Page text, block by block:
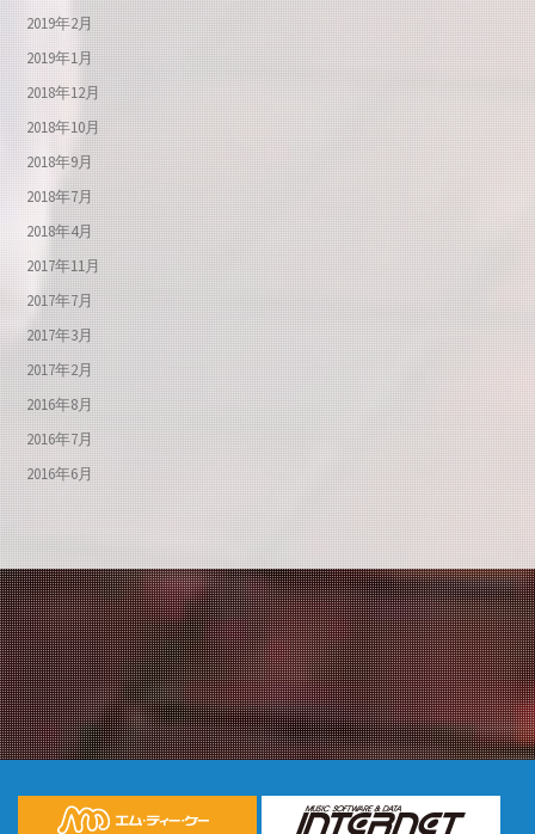
2019年2月
2019年1月
2018年12月
2018年10月
2018年9月
2018年7月
2018年4月
2017年11月
2017年7月
2017年3月
2017年2月
2016年8月
2016年7月
2016年6月